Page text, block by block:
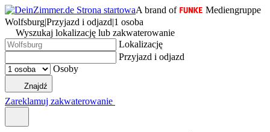
A brand of
Mediengruppe
Wolfsburg|Przyjazd i odjazd|1 osoba
Wyszukaj lokalizację lub zakwaterowanie
Lokalizację
Przyjazd i odjazd
Osoby
Znajdź
Zareklamuj zakwaterowanie